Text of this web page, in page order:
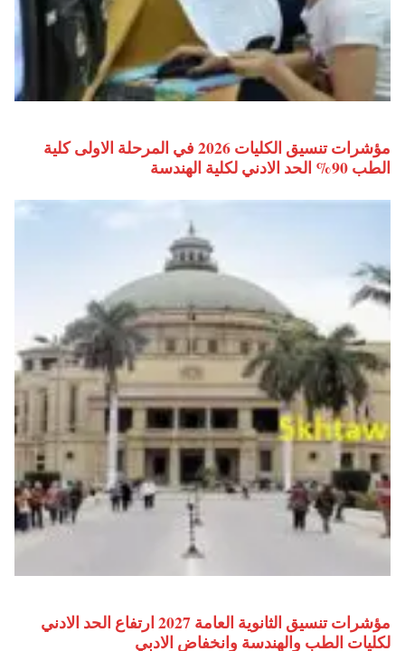
مؤشرات تنسيق الكليات 2026 في المرحلة الاولى كلية
الطب 90% الحد الادني لكلية الهندسة
مؤشرات تنسيق الثانوية العامة 2027 ارتفاع الحد الادني
لكليات الطب والهندسة وانخفاض الادبي